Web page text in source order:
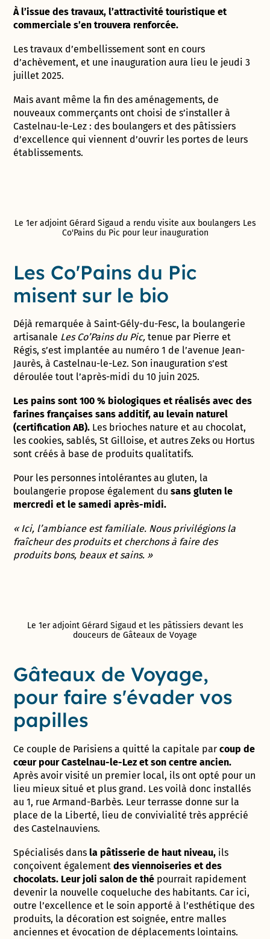
À l’issue des travaux, l’attractivité touristique et
commerciale s’en trouvera renforcée.
Les travaux d’embellissement sont en cours
d’achèvement, et une inauguration aura lieu le jeudi 3
juillet 2025.
Mais avant même la fin des aménagements, de
nouveaux commerçants ont choisi de s’installer à
Castelnau-le-Lez : des boulangers et des pâtissiers
d’excellence qui viennent d’ouvrir les portes de leurs
établissements.
Le 1er adjoint Gérard Sigaud a rendu visite aux boulangers Les
Co'Pains du Pic pour leur inauguration
Les Co'Pains du Pic
misent sur le bio
Déjà remarquée à Saint-Gély-du-Fesc, la boulangerie
artisanale Les Co’Pains du Pic, tenue par Pierre et
Régis, s’est implantée au numéro 1 de l’avenue Jean-
Jaurès, à Castelnau-le-Lez. Son inauguration s’est
déroulée tout l’après-midi du 10 juin 2025.
Les pains sont 100 % biologiques et réalisés avec des
farines françaises sans additif, au levain naturel
(certification AB). Les brioches nature et au chocolat,
les cookies, sablés, St Gilloise, et autres Zeks ou Hortus
sont créés à base de produits qualitatifs.
Pour les personnes intolérantes au gluten, la
boulangerie propose également dusans gluten le
mercredi et le samedi après-midi.
« Ici, l’ambiance est familiale. Nous privilégions la
fraîcheur des produits et cherchons à faire des
produits bons, beaux et sains. »
Le 1er adjoint Gérard Sigaud et les pâtissiers devant les
douceurs de Gâteaux de Voyage
Gâteaux de Voyage,
pour faire s'évader vos
papilles
Ce couple de Parisiens a quitté la capitale parcoup de
cœur pour Castelnau-le-Lez et son centre ancien.
Après avoir visité un premier local, ils ont opté pour un
lieu mieux situé et plus grand. Les voilà donc installés
au 1, rue Armand-Barbès. Leur terrasse donne sur la
place de la Liberté, lieu de convivialité très apprécié
des Castelnauviens.
Spécialisés dans la pâtisserie de haut niveau, ils
conçoivent égalementdes viennoiseries et des
chocolats. Leur joli salon de thé pourrait rapidement
devenir la nouvelle coqueluche des habitants. Car ici,
outre l’excellence et le soin apporté à l’esthétique des
produits, la décoration est soignée, entre malles
anciennes et évocation de déplacements lointains.